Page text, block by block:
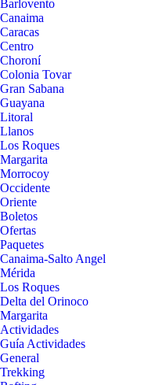
Barlovento
Canaima
Caracas
Centro
Choroní
Colonia Tovar
Gran Sabana
Guayana
Litoral
Llanos
Los Roques
Margarita
Morrocoy
Occidente
Oriente
Boletos
Ofertas
Paquetes
Canaima-Salto Angel
Mérida
Los Roques
Delta del Orinoco
Margarita
Actividades
Guía Actividades
General
Trekking